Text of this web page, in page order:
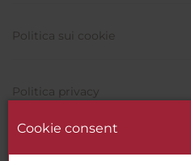
Politica sui cookie
Politica privacy
Cookie consent